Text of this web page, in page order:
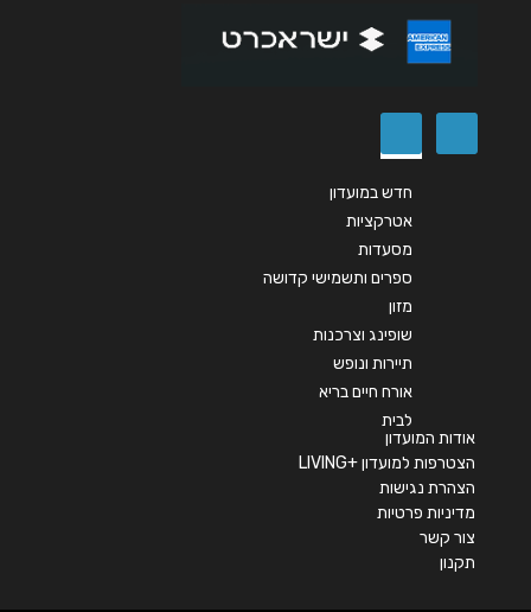
אנא חזרו אלי בקשר ל...
הודעה
חדש במועדון
אטרקציות
מסעדות
ספרים ותשמישי קדושה
מזון
שופינג וצרכנות
תיירות ונופש
אורח חיים בריא
לבית
אודות המועדון
הצטרפות למועדון +LIVING
הצהרת נגישות
מדיניות פרטיות
צור קשר
תקנון